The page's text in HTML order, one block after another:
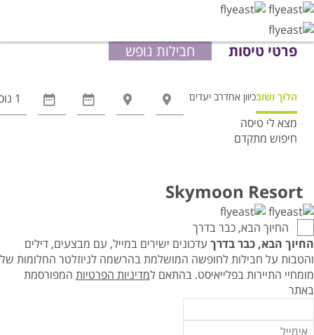
פרטי טיסות חבילות נופש
הלוך ושובכיוון אחדרב יעדים
מצא לי טיסה
חיפוש מתקדם
הנוספות
מוצגות
לפני
הכפתור
Skymoon Resort
החיוך הבא, כבר בדרך
החיוך הבא, כבר בדרך עדכונים ישירים במייל, עם מבצעים, דילים
והטבות על חבילות לחופשה המושלמת בהרשמה לניוזלטר החלומות של
מומחיי התיירות בפלייאיסט. בהתאם למדיניות הפרטיות המפורסמת
באתר